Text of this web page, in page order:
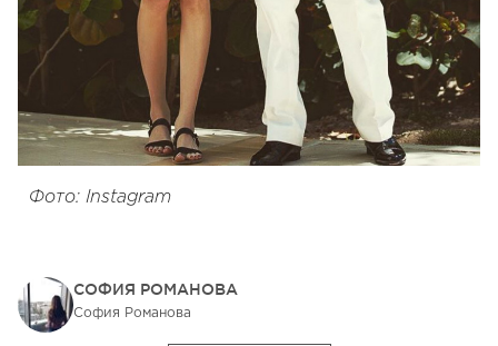
Фото: Instagram
СОФИЯ РОМАНОВА
София Романова